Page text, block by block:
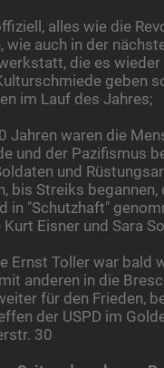
alles wie die
wie auch in der
die es wieder
geben
im Lauf des Jahres;
Jahren waren die
und der Pazifismus
und
bis Streiks begannen,
in "Schutzhaft"
Eisner und Sara
Ernst Toller war bald
anderen in die
für den Frieden,
der USPD im
30